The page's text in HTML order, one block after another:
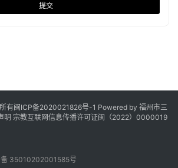
提交
有闽ICP备2020021826号-1 Powered by 福州市三
明 宗教互联网信息传播许可证闽（2022）0000019
备 35010202001585号